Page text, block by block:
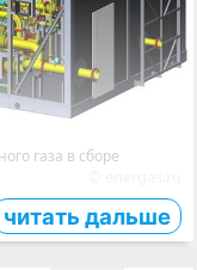
газа в сборе
читать дальше